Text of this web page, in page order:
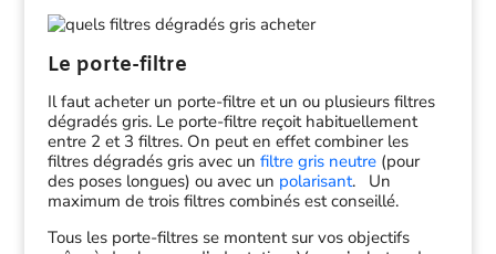
Le porte-filtre
Il faut acheter un porte-filtre et un ou plusieurs filtres
dégradés gris. Le porte-filtre reçoit habituellement
entre 2 et 3 filtres. On peut en effet combiner les
filtres dégradés gris avec un filtre gris neutre(pour
des poses longues) ou avec un polarisant. Un
maximum de trois filtres combinés est conseillé.
Tous les porte-filtres se montent sur vos objectifs